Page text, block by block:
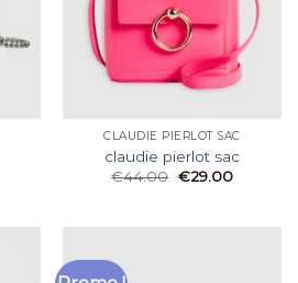
CLAUDIE PIERLOT SAC
claudie pierlot sac
€44.00 €29.00